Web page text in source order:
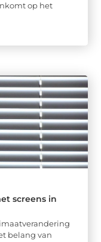
op het
screens in
belang van